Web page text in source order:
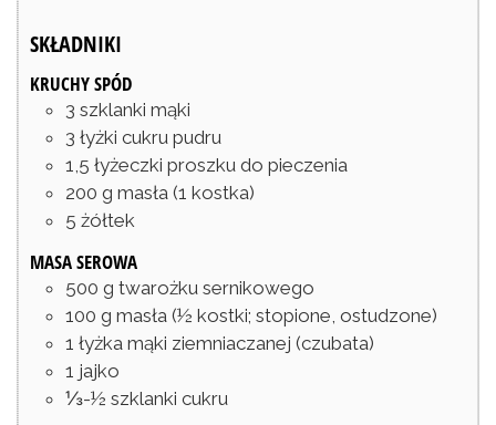
SKŁADNIKI
KRUCHY SPÓD
3 szklanki mąki
3 łyżki cukru pudru
1,5 łyżeczki proszku do pieczenia
200 g masła (1 kostka)
5 żółtek
MASA SEROWA
500 g twarożku sernikowego
100 g masła (½ kostki; stopione, ostudzone)
1 łyżka mąki ziemniaczanej (czubata)
1 jajko
⅓-½ szklanki cukru